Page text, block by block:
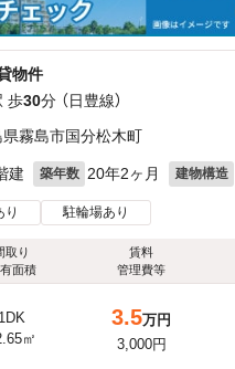
物件
歩30分 （日豊線）
県霧島市国分松木町
建 築年数 20年2ヶ月 建物構造
り 駐輪場あり
取り
面積
賃料
管理費等
1DK
㎡
3.5万円
3,000円